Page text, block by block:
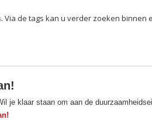
de tags kan u verder zoeken binnen
je klaar staan om aan de